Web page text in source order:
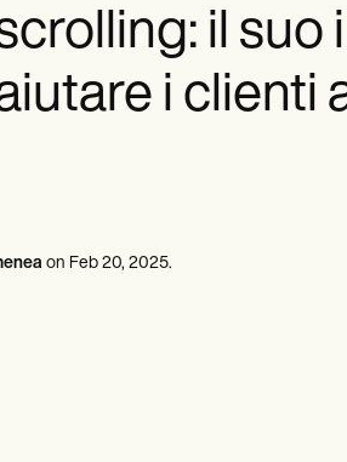
il suo
i clienti
on Feb 20, 2025.